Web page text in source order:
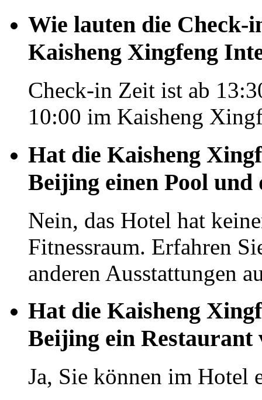
Wie lauten die Check-
Kaisheng Xingfeng
Check-in Zeit ist ab
10:00 im Kaisheng
Hat die Kaisheng
Beijing einen Pool und
Nein, das Hotel hat
Fitnessraum. Erfahren
anderen Ausstattungen
Hat die Kaisheng
Beijing ein
Ja, Sie können im Hotel